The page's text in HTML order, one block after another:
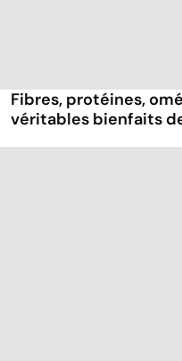
Fibres, protéines,
véritables bienfaits